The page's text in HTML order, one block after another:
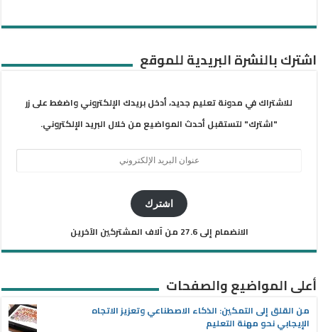
اشترك بالنشرة البريدية للموقع
للاشتراك في مدونة تعليم جديد، أدخل بريدك الإلكتروني واضغط على زر
"اشترك" لتستقبل أحدث المواضيع من خلال البريد الإلكتروني.
اشترك
الانضمام إلى 27.6 من آلاف المشتركين الآخرين
أعلى المواضيع والصفحات
من القلق إلى التمكين: الذكاء الاصطناعي وتعزيز الاتجاه
الإيجابي نحو مهنة التعليم